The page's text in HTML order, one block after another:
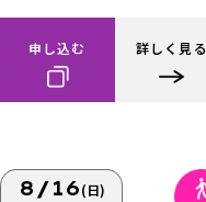
申し込む 詳しく見る
8/16(日)